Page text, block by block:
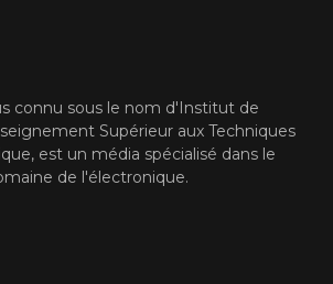
connu sous le nom d'Institut de
Supérieur aux Techniques
est un média spécialisé dans le
de l'électronique.